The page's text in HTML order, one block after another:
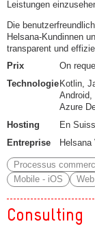
Leistungen
Die
Helsana-Kundinnen
transparent und
Prix
On
Technologie Kotlin,
Azure
Hosting
En
Entreprise
Helsana
Processus
Mobile - iOS
Web
Consulting